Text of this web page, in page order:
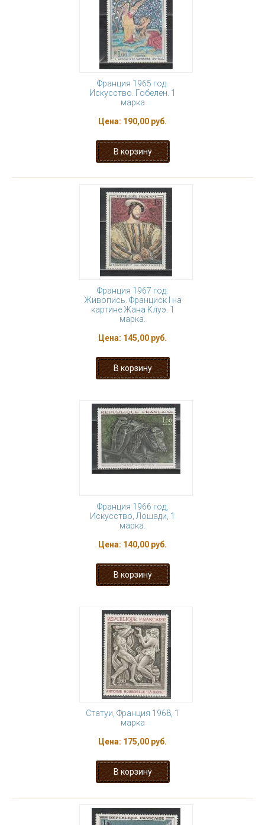
Франция 1965 год.
Искусство. Гобелен. 1
марка
Цена: 190,00 руб.
Франция 1967 год.
Живопись. Франциск I на
картине Жана Клуэ. 1
марка.
Цена: 145,00 руб.
Франция 1966 год,
Искусство, Лошади, 1
марка.
Цена: 140,00 руб.
Статуи, Франция 1968, 1
марка
Цена: 175,00 руб.